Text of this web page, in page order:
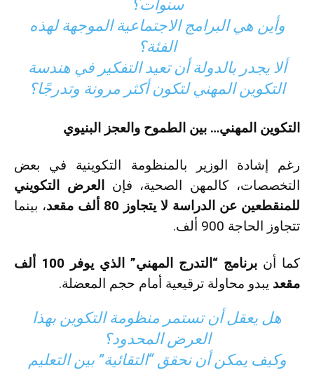
سنوات؟
وأين هي البرامج الاجتماعية الموجهة لهذه
الفئة؟
ألا يجدر بالدولة أن تعيد التفكير في هندسة
التكوين المهني لتكون أكثر مرونة وتدرجًا؟
التكوين المهني… بين الطموح والعجز البنيوي
رغم إشادة الوزير بالمنظومة التكوينية في بعض
التخصصات، كالمهن الصحية، فإن
العرض التكويني
للمنقطعين عن الدراسة لا يتجاوز 80 ألف مقعد
، بينما
تتجاوز الحاجة 900 ألف.
كما أن
برنامج “التدرج المهني” الذي يوفر 100 ألف
مقعد يبدو محاولة ترقيعية أمام حجم المعضلة.
هل يعقل أن تستمر منظومة التكوين بهذا
العرض المحدود؟
وكيف يمكن أن نحقق “التقائية” بين التعليم